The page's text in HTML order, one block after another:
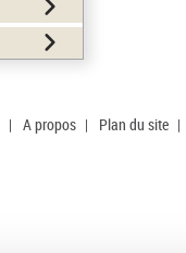
| A propos | Plan du site |